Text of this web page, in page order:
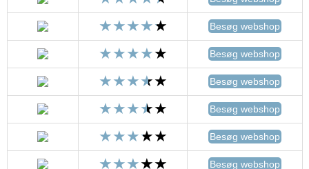
Besøg webshop
Besøg webshop
Besøg webshop
Besøg webshop
Besøg webshop
Besøg webshop